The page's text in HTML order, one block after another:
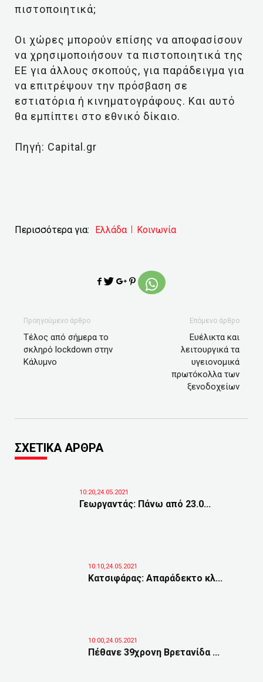
πιστοποιητικά;
Οι χώρες μπορούν επίσης να αποφασίσουν
να χρησιμοποιήσουν τα πιστοποιητικά της
ΕΕ για άλλους σκοπούς, για παράδειγμα για
να επιτρέψουν την πρόσβαση σε
εστιατόρια ή κινηματογράφους. Και αυτό
θα εμπίπτει στο εθνικό δίκαιο.
Πηγή: Capital.gr
Περισσότερα για: Ελλάδα Κοινωνία
Προηγούμενο άρθρο
Τέλος από σήμερα το
σκληρό lockdown στην
Κάλυμνο
Επόμενο άρθρο
Ευέλικτα και
λειτουργικά τα
υγειονομικά
πρωτόκολλα των
ξενοδοχείων
ΣΧΕΤΙΚΑ ΑΡΘΡΑ
10:20,24.05.2021
Γεωργαντάς: Πάνω από 23.0...
10:10,24.05.2021
Κατσιφάρας: Απαράδεκτο κλ...
10:00,24.05.2021
Πέθανε 39χρονη Βρετανίδα ...